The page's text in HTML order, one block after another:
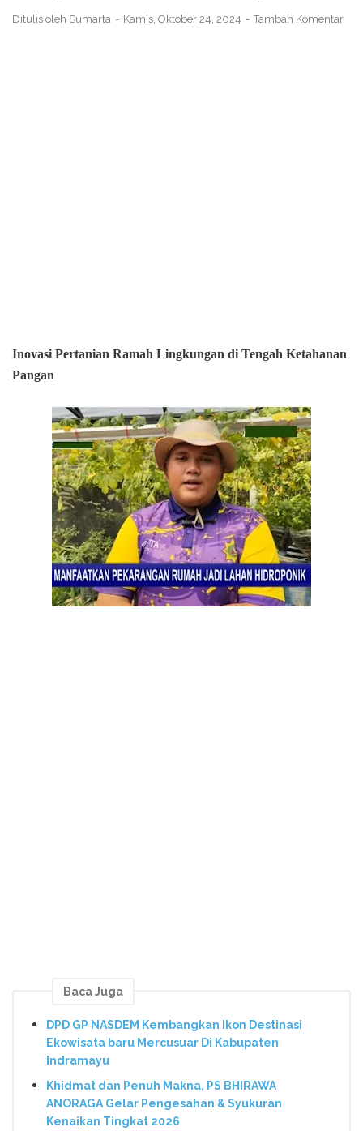
Ditulis oleh Sumarta Kamis, Oktober 24, 2024 Tambah Komentar
Inovasi Pertanian Ramah Lingkungan di Tengah Ketahanan
Pangan
Baca Juga
DPD GP NASDEM Kembangkan Ikon Destinasi
Ekowisata baru Mercusuar Di Kabupaten
Indramayu
Khidmat dan Penuh Makna, PS BHIRAWA
ANORAGA Gelar Pengesahan & Syukuran
Kenaikan Tingkat 2026